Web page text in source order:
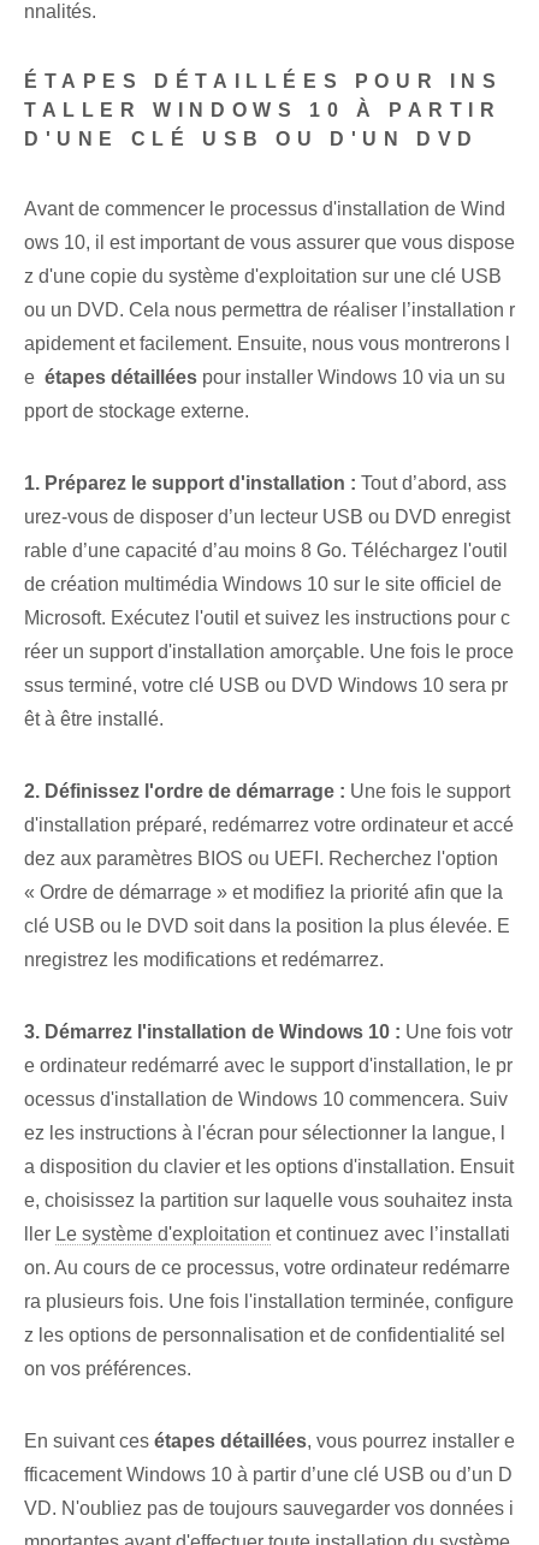
nnalités.
ÉTAPES DÉTAILLÉES POUR INS
TALLER WINDOWS 10 À PARTIR
D'UNE CLÉ USB OU D'UN DVD
Avant de commencer le processus d'installation de Wind
ows 10, il est important de vous assurer que vous dispose
z d'une copie du système d'exploitation sur une clé USB
ou un DVD. Cela nous permettra de réaliser l’installation r
apidement et facilement. ⁢Ensuite, nous ⁤vous montrerons l
e ⁢ étapes détaillées pour installer Windows 10 via un su
pport de stockage externe.
1. Préparez le ⁤support d'installation : Tout d’abord, ass
urez-vous de disposer d’un lecteur USB ou DVD enregist
rable d’une capacité d’au moins 8 Go. Téléchargez l'outil
de création multimédia Windows 10 sur le site officiel de
Microsoft. ⁣Exécutez l'outil et suivez les instructions pour c
réer un support d'installation amorçable. Une fois le proce
ssus terminé, votre clé USB ou DVD Windows 10 sera pr
êt à être installé.
2. Définissez l'ordre de démarrage : Une fois le support
d'installation préparé, redémarrez votre ordinateur et accé
dez aux paramètres BIOS ou UEFI. Recherchez l'option
« Ordre de démarrage » et modifiez la priorité afin que la
clé USB ou le DVD soit dans la position la plus élevée. E
nregistrez les modifications⁢ et redémarrez.
3. Démarrez l'installation de Windows 10 : Une fois votr
e ordinateur redémarré avec le support d'installation, le pr
ocessus d'installation de Windows 10 commencera. Suiv
ez les instructions à l'écran pour sélectionner la langue, l
a disposition du clavier et les options d'installation. Ensuit
e, choisissez la partition sur laquelle vous souhaitez insta
ller Le système d'exploitation et continuez ‌avec‍ l’installati
on. Au cours de ce processus, votre ordinateur redémarre
ra⁤ plusieurs fois. Une fois l'installation terminée, configure
z les options de personnalisation et de confidentialité sel
on vos préférences.
En suivant ces étapes détaillées, vous pourrez installer e
fficacement Windows 10 à partir d’une clé USB ou d’un D
VD. N'oubliez pas⁢ de toujours sauvegarder vos données i